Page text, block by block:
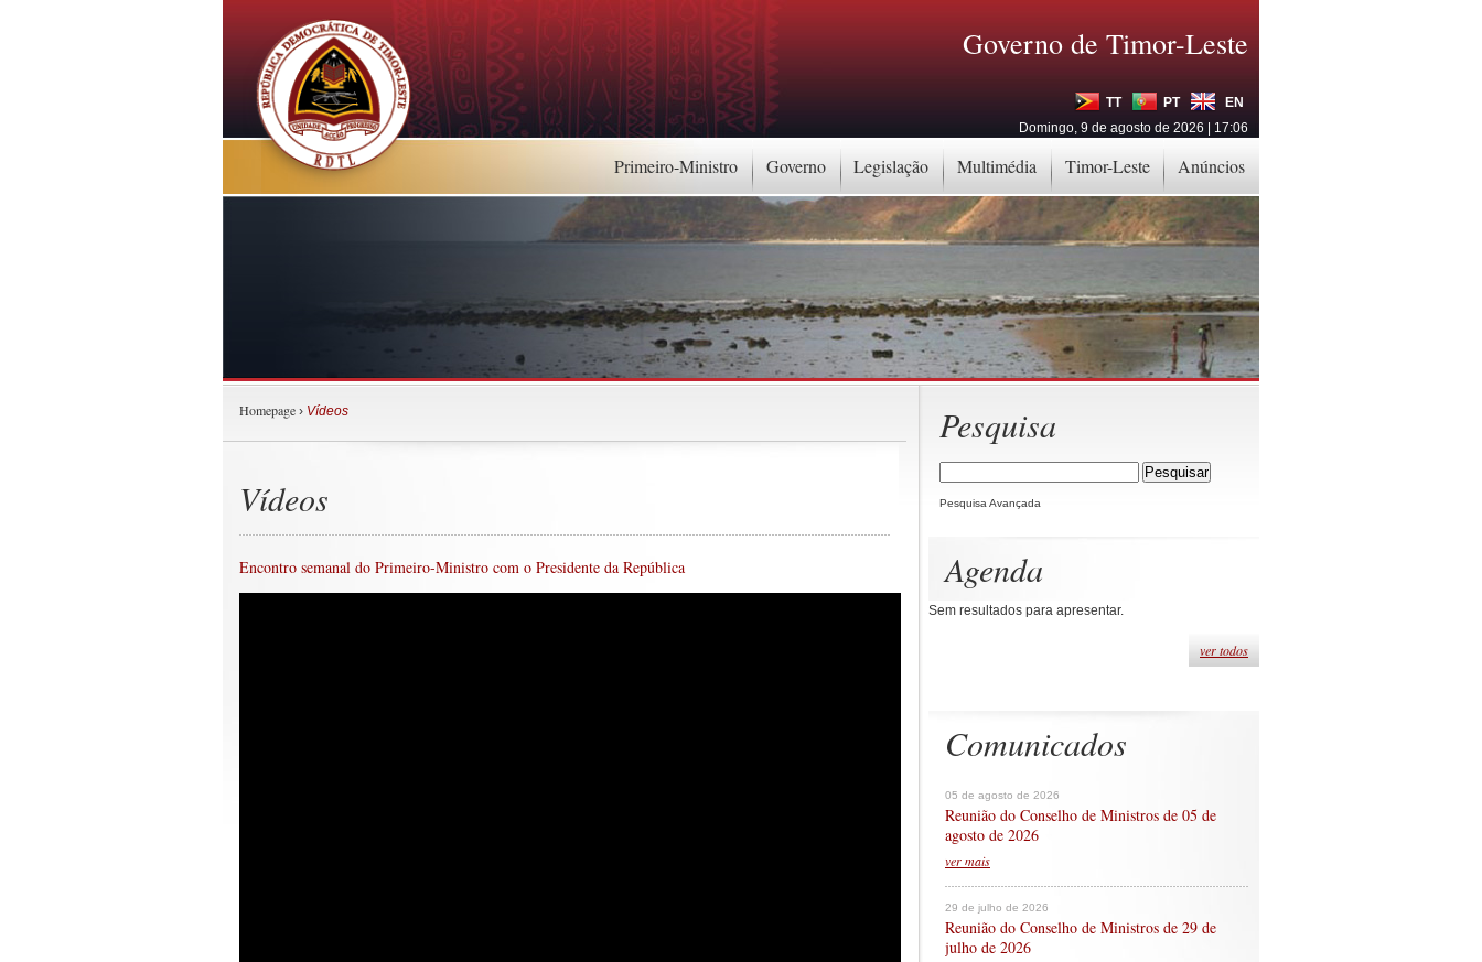
Primeiro-Ministro Governo Legislação Multimédia Timor-Leste Anúncios
Governo de Timor-Leste
TT PT
EN
Domingo, 9 de agosto de 2026 | 17:06
Pesquisa
Pesquisa Avançada
Agenda
Sem resultados para apresentar.
ver todos
Comunicados
05 de agosto de 2026
Reunião do Conselho de Ministros de 05 de
agosto de 2026
ver mais
29 de julho de 2026
Reunião do Conselho de Ministros de 29 de
julho de 2026
Homepage › Vídeos
Vídeos
Encontro semanal do Primeiro-Ministro com o Presidente da República